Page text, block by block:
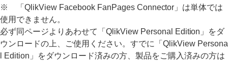
※ 「QlikView Facebook FanPages Connector」は単体では
使用できません。
必ず同ページよりあわせて「QlikView Personal Edition」をダ
ウンロードの上、ご使用ください。すでに「QlikView Persona
l Edition」をダウンロード済みの方、製品をご購入済みの方は